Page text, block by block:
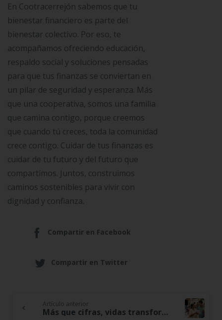
En Cootracerrejón sabemos que tu
bienestar financiero es parte del
bienestar colectivo. Por eso, te
acompañamos ofreciendo educación,
respaldo social y soluciones pensadas
para que tus finanzas se conviertan en
un pilar de seguridad y esperanza. Más
que una cooperativa, somos una familia
que camina contigo, porque creemos
que cuando tú creces, toda la comunidad
crece contigo. Cuidar de tus finanzas es
cuidar de tu futuro y del futuro que
compartimos. Juntos, construimos
caminos sostenibles para vivir con
dignidad y confianza.
Compartir en Facebook
Compartir en Twitter
Continue
Artículo anterior
Más que cifras, vidas transformadas: la evolución de Cootracerrejón en 40 años